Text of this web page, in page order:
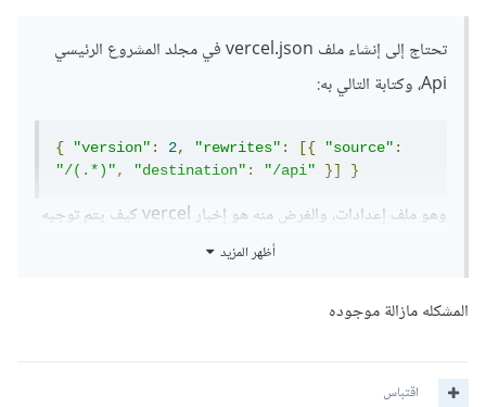
تحتاج إلى إنشاء ملف vercel.json في مجلد المشروع الرئيسي
Api، وكتابة التالي به:
{ "version": 2, "rewrites": [{ "source":
"/(.*)", "destination": "/api" }] }
وهو ملف إعدادات، والغرض منه هو إخبار vercel كيف يتم توجيه
الطلبات وفي الكود قمت بتوجيه ذلك إلى مجلد api
ستجد تفصيل هنا:
vercel
أظهر المزيد
المشكله مازالة موجوده
اقتباس